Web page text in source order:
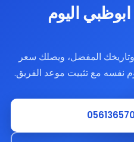
اليوم
المفضل، ويصلك سعر
نفسه مع تثبيت موعد الفريق.